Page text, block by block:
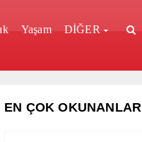
Yaşam DİĞER
EN ÇOK OKUNANLAR